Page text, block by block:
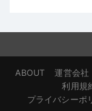
ABOUT 運営会社
利用規
プライバシーポ